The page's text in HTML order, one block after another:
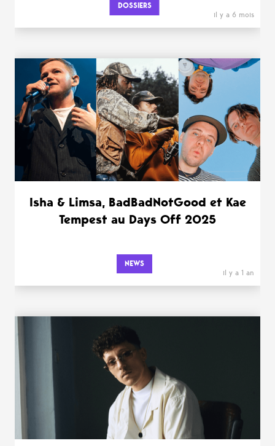
DOSSIERS
il y a 6 mois
Isha & Limsa, BadBadNotGood et Kae
Tempest au Days Off 2025
NEWS
il y a 1 an